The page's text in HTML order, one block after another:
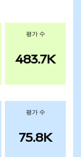
평가 수
483.7K
평가 수
75.8K